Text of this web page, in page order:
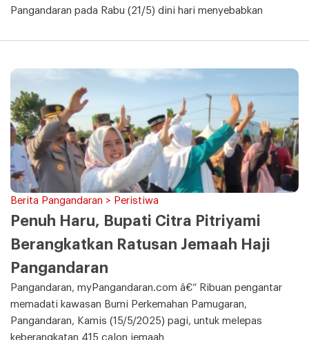
Pangandaran pada Rabu (21/5) dini hari menyebabkan
Berita Pangandaran > Peristiwa
Penuh Haru, Bupati Citra Pitriyami
Berangkatkan Ratusan Jemaah Haji
Pangandaran
Pangandaran, myPangandaran.com â€“ Ribuan pengantar
memadati kawasan Bumi Perkemahan Pamugaran,
Pangandaran, Kamis (15/5/2025) pagi, untuk melepas
keberangkatan 415 calon jemaah